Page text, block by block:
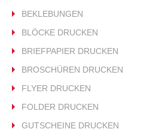
BEKLEBUNGEN
BLÖCKE DRUCKEN
BRIEFPAPIER DRUCKEN
BROSCHÜREN DRUCKEN
FLYER DRUCKEN
FOLDER DRUCKEN
GUTSCHEINE DRUCKEN